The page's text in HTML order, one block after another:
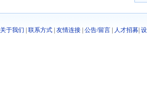
关于我们 联系方式 友情连接 公告/留言 人才招募